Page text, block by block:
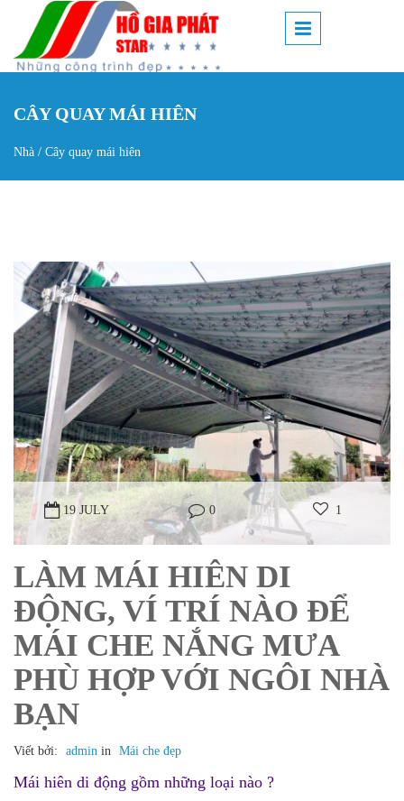
Nhảy đến nội dung
CÂY QUAY MÁI HIÊN
Nhà / Cây quay mái hiên
19 JULY 0 1
LÀM MÁI HIÊN DI
ĐỘNG, VÍ TRÍ NÀO ĐỂ
MÁI CHE NẮNG MƯA
PHÙ HỢP VỚI NGÔI NHÀ
BẠN
Viết bởi: admin in Mái che đẹp
Mái hiên di động gồm những loại nào ?